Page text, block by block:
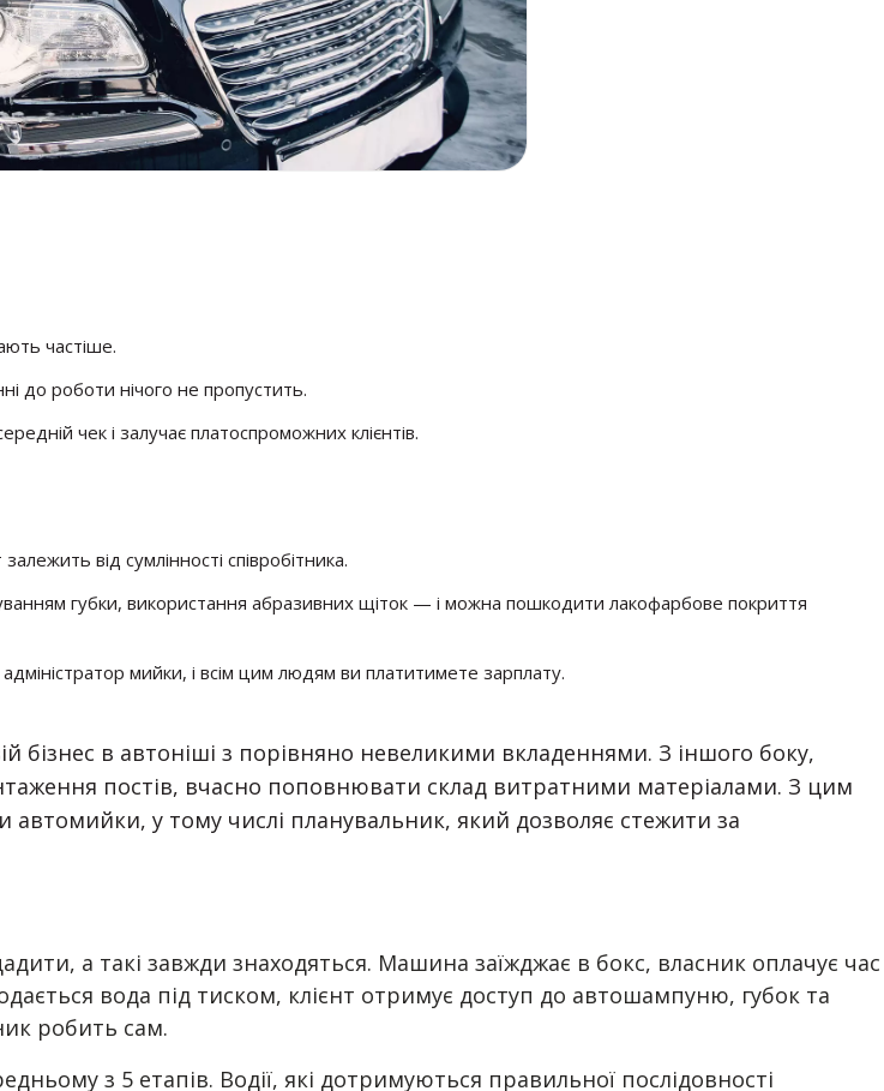
частіше.
до роботи нічого не пропустить.
чек і залучає платоспроможних клієнтів.
від сумлінності співробітника.
губки, використання абразивних щіток — і можна пошкодити лакофарбове покриття
мийки, і всім цим людям ви платитимете зарплату.
в автоніші з порівняно невеликими вкладеннями. З іншого боку,
постів, вчасно поповнювати склад витратними матеріалами. З цим
автомийки, у тому числі планувальник, який дозволяє стежити за
а такі завжди знаходяться. Машина заїжджає в бокс, власник оплачує час
вода під тиском, клієнт отримує доступ до автошампуню, губок та
робить сам.
з 5 етапів. Водії, які дотримуються правильної послідовності